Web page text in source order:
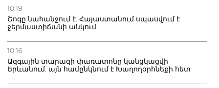
10:19
Շոգը նահանջում է. Հայաստանում սպասվում է
ջերմաստիճանի անկում
10:16
Ազգային տարազի փառատոնը կանցկացվի
Երևանում. այն համընկնում է Խաղողօրհնեքի հետ